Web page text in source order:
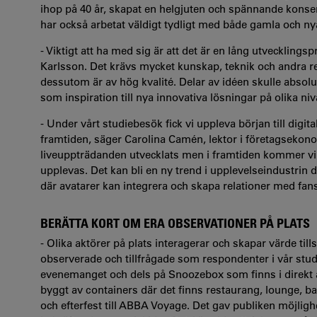
ihop på 40 år, skapat en helgjuten och spännande
har också arbetat väldigt tydligt med både gamla och
- Viktigt att ha med sig är att det är en lång
Karlsson. Det krävs mycket kunskap, teknik och andra
dessutom är av hög kvalité. Delar av idéen skulle
som inspiration till nya innovativa lösningar på olika
- Under vårt studiebesök fick vi uppleva början till
framtiden, säger Carolina Camén, lektor i
liveuppträdanden utvecklats men i framtiden kommer
upplevas. Det kan bli en ny trend i upplevelseindustrin
där avatarer kan integrera och skapa relationer med
BERÄTTA KORT OM ERA OBSERVATIONER PÅ PLATS
- Olika aktörer på plats interagerar och skapar värde
observerade och tillfrågade som respondenter i vår
evenemanget och dels på Snoozebox som finns i
byggt av containers där det finns restaurang, lounge,
och efterfest till ABBA Voyage. Det gav publiken